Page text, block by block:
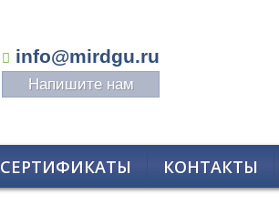
info@mirdgu.ru
Напишите нам
СЕРТИФИКАТЫ КОНТАКТЫ